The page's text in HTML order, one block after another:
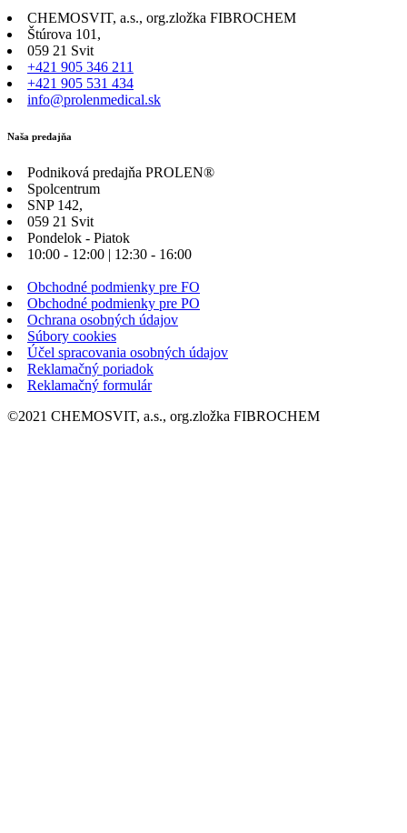
CHEMOSVIT, a.s., org.zložka FIBROCHEM
Štúrova 101,
059 21 Svit
+421 905 346 211
+421 905 531 434
info@prolenmedical.sk
Naša predajňa
Podniková predajňa PROLEN®
Spolcentrum
SNP 142,
059 21 Svit
Pondelok - Piatok
10:00 - 12:00 | 12:30 - 16:00
Obchodné podmienky pre FO
Obchodné podmienky pre PO
Ochrana osobných údajov
Súbory cookies
Účel spracovania osobných údajov
Reklamačný poriadok
Reklamačný formulár
©2021 CHEMOSVIT, a.s., org.zložka FIBROCHEM